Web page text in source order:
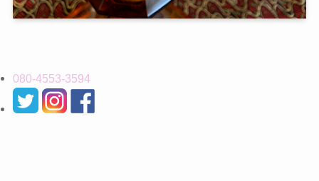
080-4553-3594